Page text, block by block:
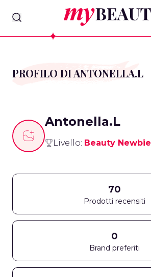
myBeauty
PROFILO DI ANTONELLA.L
Antonella.L
Livello: Beauty Newbie
70
Prodotti recensiti
0
Brand preferiti